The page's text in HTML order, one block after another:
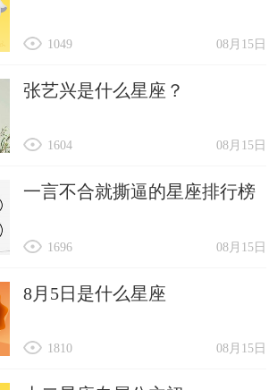
08月15日
1049
张艺兴是什么星座？
08月15日
1604
一言不合就撕逼的星座排行榜
08月15日
1696
8月5日是什么星座
08月15日
1810